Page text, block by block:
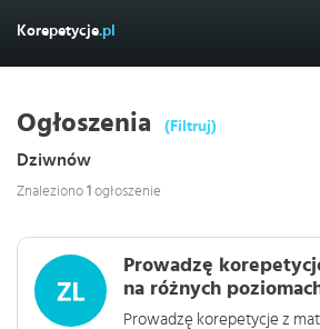
Korepetycje.pl
Ogłoszenia (Filtruj)
Dziwnów
Znaleziono 1 ogłoszenie
Prowadzę
na różnych
Prowadzę korepetycje z